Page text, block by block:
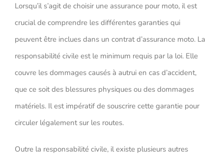
Lorsqu’il s’agit de choisir une assurance pour moto, il est
crucial de comprendre les différentes garanties qui
peuvent être inclues dans un contrat d’assurance moto. La
responsabilité civile est le minimum requis par la loi. Elle
couvre les dommages causés à autrui en cas d’accident,
que ce soit des blessures physiques ou des dommages
matériels. Il est impératif de souscrire cette garantie pour
circuler légalement sur les routes.
Outre la responsabilité civile, il existe plusieurs autres